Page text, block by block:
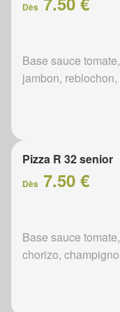
Dès
Base sauce
jambon,
Pizza R 32 senior
Dès 7.50 €
Base sauce
chorizo,